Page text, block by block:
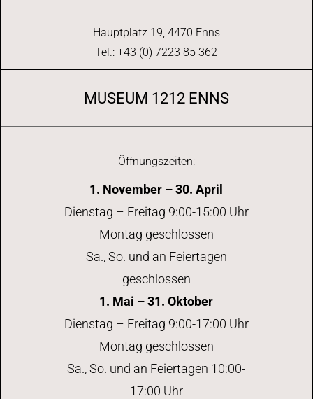
Hauptplatz 19, 4470 Enns
Tel.: +43 (0) 7223 85 362
MUSEUM 1212 ENNS
Öffnungszeiten:
1. November – 30. April
Dienstag – Freitag 9:00-15:00 Uhr
Montag geschlossen
Sa., So. und an Feiertagen
geschlossen
1. Mai – 31. Oktober
Dienstag – Freitag 9:00-17:00 Uhr
Montag geschlossen
Sa., So. und an Feiertagen 10:00-
17:00 Uhr